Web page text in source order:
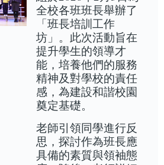
全校各班班長舉辦了
「班長培訓工作
坊」。此次活動旨在
提升學生的領導才
能，培養他們的服務
精神及對學校的責任
感，為建設和諧校園
奠定基礎。
老師引領同學進行反
思，探討作為班長應
具備的素質與領袖態